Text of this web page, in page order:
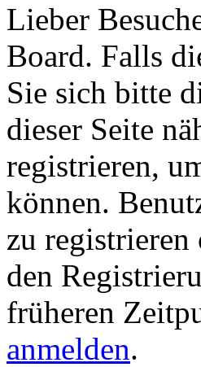
Lieber
Board. Falls
Sie sich bitte
dieser Seite
registrieren,
können.
zu registrieren
den
früheren
anmelden.